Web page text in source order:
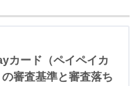
カード（ペイペイカ
審査基準と審査落ち